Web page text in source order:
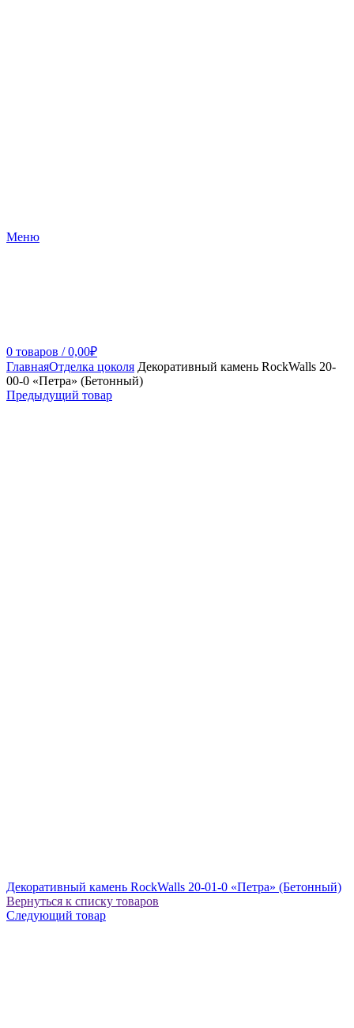
Меню
0 товаров / 0,00₽
ГлавнаяОтделка цоколя Декоративный камень RockWalls 20-
00-0 «Петра» (Бетонный)
Предыдущий товар
Декоративный камень RockWalls 20-01-0 «Петра» (Бетонный)
Вернуться к списку товаров
Следующий товар